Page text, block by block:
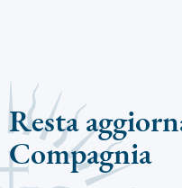
Resta
Compagnia